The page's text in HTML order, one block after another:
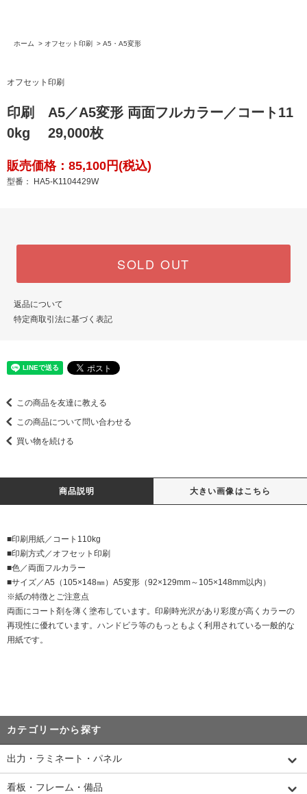
ホーム > オフセット印刷 > A5・A5変形
オフセット印刷
印刷 A5／A5変形 両面フルカラー／コート11
0kg 29,000枚
販売価格：85,100円(税込)
型番： HA5-K1104429W
SOLD OUT
返品について
特定商取引法に基づく表記
この商品を友達に教える
この商品について問い合わせる
買い物を続ける
商品説明 大きい画像はこちら
■印刷用紙／コート110kg
■印刷方式／オフセット印刷
■色／両面フルカラー
■サイズ／A5（105×148㎜）A5変形（92×129mm～105×148mm以内）
※紙の特徴とご注意点
両面にコート剤を薄く塗布しています。印刷時光沢があり彩度が高くカラーの
再現性に優れています。ハンドビラ等のもっともよく利用されている一般的な
用紙です。
カテゴリーから探す
出力・ラミネート・パネル
看板・フレーム・備品